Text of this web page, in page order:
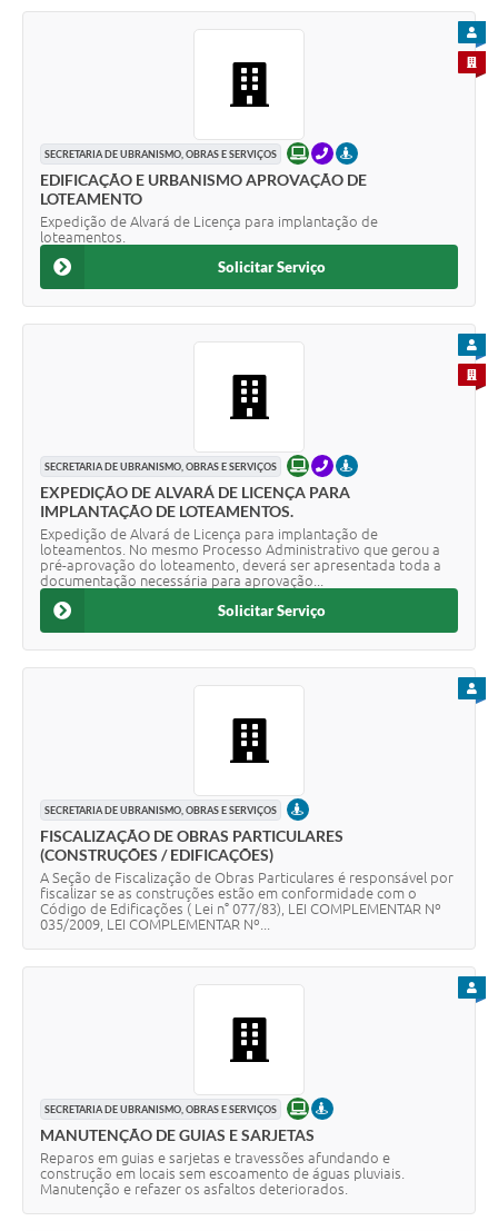
SECRETARIA DE UBRANISMO, OBRAS E SERVIÇOS ONLINETELEFONEPRESENCIAL
EDIFICAÇÃO E URBANISMO APROVAÇÃO DE
LOTEAMENTO
Expedição de Alvará de Licença para implantação de
loteamentos.
PARA
Solicitar Serviço
SECRETARIA DE UBRANISMO, OBRAS E SERVIÇOS ONLINETELEFONEPRESENCIAL
EXPEDIÇÃO DE ALVARÁ DE LICENÇA PARA
IMPLANTAÇÃO DE LOTEAMENTOS.
Expedição de Alvará de Licença para implantação de
loteamentos. No mesmo Processo Administrativo que gerou a
pré-aprovação do loteamento, deverá ser apresentada toda a
documentação necessária para aprovação...
PARA
Solicitar Serviço
SECRETARIA DE UBRANISMO, OBRAS E SERVIÇOS PRESENCIAL
FISCALIZAÇÃO DE OBRAS PARTICULARES
(CONSTRUÇÕES / EDIFICAÇÕES)
A Seção de Fiscalização de Obras Particulares é responsável por
fiscalizar se as construções estão em conformidade com o
Código de Edificações ( Lei n° 077/83), LEI COMPLEMENTAR Nº
035/2009, LEI COMPLEMENTAR Nº...
SECRETARIA DE UBRANISMO, OBRAS E SERVIÇOS ONLINEPRESENCIAL
MANUTENÇÃO DE GUIAS E SARJETAS
Reparos em guias e sarjetas e travessões afundando e
construção em locais sem escoamento de águas pluviais.
Manutenção e refazer os asfaltos deteriorados.